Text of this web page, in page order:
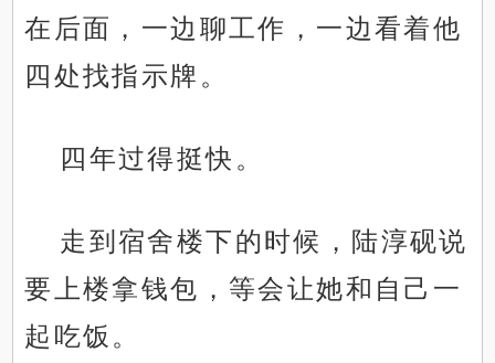
在后面，一边聊工作，一边看着他
四处找指示牌。
四年过得挺快。
走到宿舍楼下的时候，陆淳砚说
要上楼拿钱包，等会让她和自己一
起吃饭。